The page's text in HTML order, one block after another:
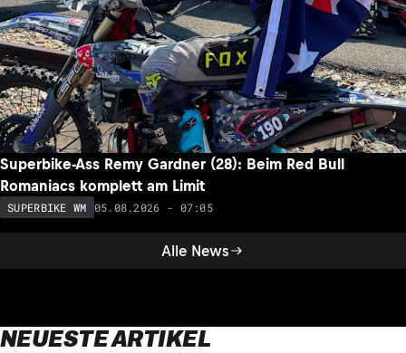
Alle News
Superbike-Ass Remy Gardner (28): Beim Red Bull
Romaniacs komplett am Limit
SUPERBIKE WM 05.08.2026 - 07:05
NEUESTE ARTIKEL